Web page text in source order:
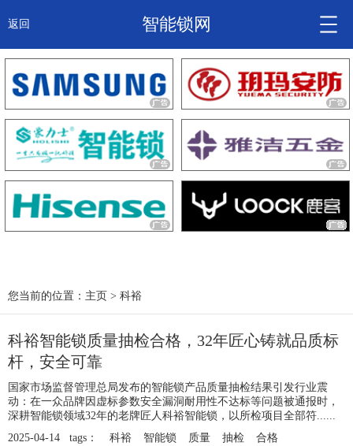
返回 智能锁网
智能锁头条
诚信企业
产品
大咖秀
锁信通
您当前的位置： 主页 > 科裕
科裕智能锁质量抽检合格，32年匠心铸就品质标
杆，安全可靠
国家市场监督管理总局发布的智能锁产品质量抽检结果引发行业震
动：在一众品牌因虚标参数安全漏洞耐用性不达标等问题被通报时，
深耕智能锁领域32年的老牌匠人科裕智能锁，以所检项目全部符......
2025-04-14 tags：
科裕 智能锁 质量 抽检 合格